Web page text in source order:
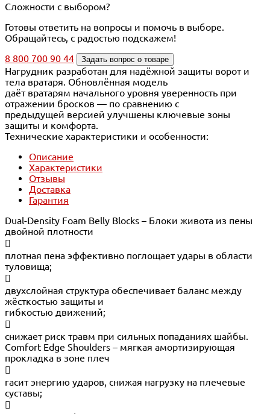
Сложности с выбором?
Готовы ответить на вопросы и помочь в выборе.
Обращайтесь, с радостью подскажем!
8 800 700 90 44
Задать вопрос о товаре
Нагрудник разработан для надёжной защиты ворот и
тела вратаря. Обновлённая модель
даёт вратарям начального уровня уверенность при
отражении бросков — по сравнению с
предыдущей версией улучшены ключевые зоны
защиты и комфорта.
Технические характеристики и особенности:
Описание
Характеристики
Отзывы
Доставка
Гарантия
Dual-Density Foam Belly Blocks – Блоки живота из пены
двойной плотности

плотная пена эффективно поглощает удары в области
туловища;

двухслойная структура обеспечивает баланс между
жёсткостью защиты и
гибкостью движений;

снижает риск травм при сильных попаданиях шайбы.
Comfort Edge Shoulders – мягкая амортизирующая
прокладка в зоне плеч

гасит энергию ударов, снижая нагрузку на плечевые
суставы;
